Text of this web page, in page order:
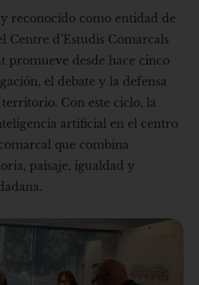
y reconocido como entidad de
Centre d’Estudis Comarcals
promueve desde hace cinco
el debate y la defensa
Con este ciclo, la
artificial en el centro
que combina
paisaje, igualdad y